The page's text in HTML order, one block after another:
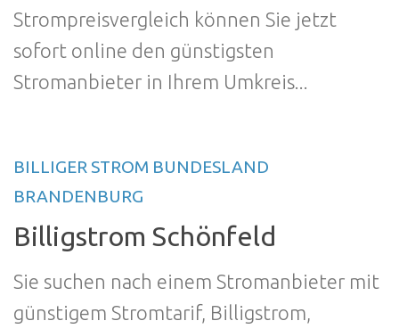
Strompreisvergleich können Sie jetzt
sofort online den günstigsten
Stromanbieter in Ihrem Umkreis...
BILLIGER STROM BUNDESLAND
BRANDENBURG
Billigstrom Schönfeld
Sie suchen nach einem Stromanbieter mit
günstigem Stromtarif, Billigstrom,